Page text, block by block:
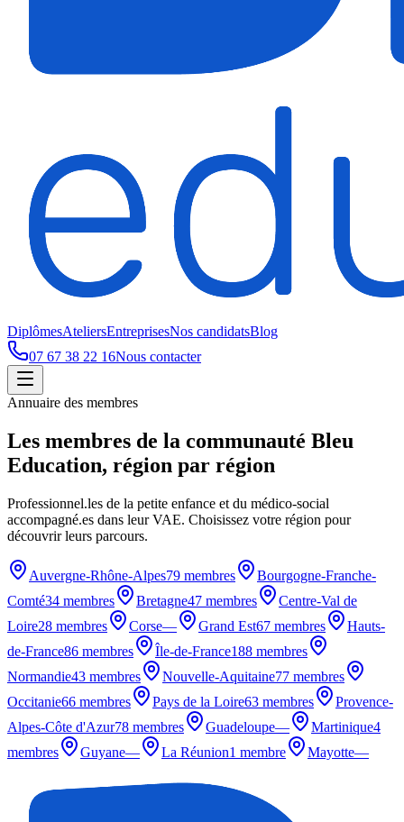
DiplômesAteliersEntreprisesNos candidatsBlog
07 67 38 22 16Nous contacter
Annuaire des membres
Les membres de la communauté Bleu
Education, région par région
Professionnel.les de la petite enfance et du médico-social
accompagné.es dans leur VAE. Choisissez votre région pour
découvrir leurs parcours.
Auvergne-Rhône-Alpes79 membres
Bourgogne-Franche-
Comté34 membres Bretagne47 membres
Centre-Val de
Loire28 membres Corse— Grand Est67 membres
Hauts-
de-France86 membres Île-de-France188 membres
Normandie43 membres Nouvelle-Aquitaine77 membres
Occitanie66 membres Pays de la Loire63 membres
Provence-
Alpes-Côte d'Azur78 membres Guadeloupe— Martinique4
membres
Guyane— La Réunion1 membre Mayotte—